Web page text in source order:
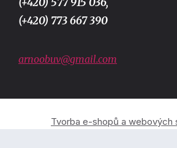
(+420) 773 667 390
arnoobuv@gmail.com
Tvorba e-shopů a webových